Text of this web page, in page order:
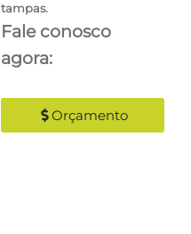
tampas.
Fale conosco
agora:
Orçamento